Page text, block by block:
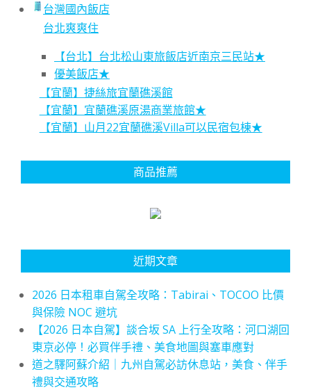
台灣國內飯店
台北爽爽住
【台北】台北松山東旅飯店近南京三民站★
優美飯店★
【宜蘭】捷絲旅宜蘭礁溪館
【宜蘭】宜蘭礁溪原湯商業旅館★
【宜蘭】山月22宜蘭礁溪Villa可以民宿包棟★
商品推薦
近期文章
2026 日本租車自駕全攻略：Tabirai、TOCOO 比價
與保險 NOC 避坑
【2026 日本自駕】談合坂 SA 上行全攻略：河口湖回
東京必停！必買伴手禮、美食地圖與塞車應對
道之驛阿蘇介紹｜九州自駕必訪休息站，美食、伴手
禮與交通攻略